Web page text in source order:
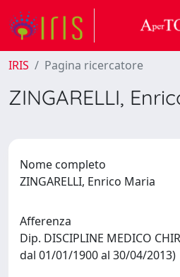
IRIS Pagina ricercatore
ZINGARELLI,
Nome completo
ZINGARELLI, Enrico Maria
Afferenza
Dip. DISCIPLINE MEDICO
dal 01/01/1900 al 30/04/2013)